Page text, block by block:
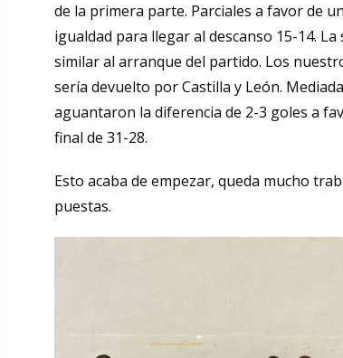
de la primera parte. Parciales a favor de
igualdad para llegar al descanso 15-14.
similar al arranque del partido. Los
sería devuelto por Castilla y León.
aguantaron la diferencia de 2-3 goles a
final de 31-28.
Esto acaba de empezar, queda mucho
puestas.